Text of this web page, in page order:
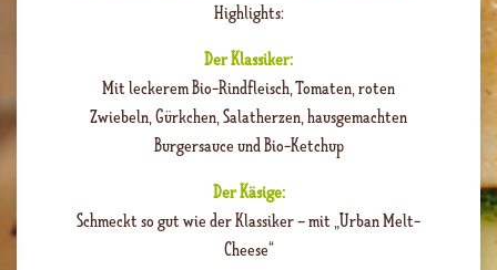
Highlights:
Der Klassiker:
Mit leckerem Bio-Rindfleisch, Tomaten, roten
Zwiebeln, Gürkchen, Salatherzen, hausgemachten
Burgersauce und Bio-Ketchup
Der Käsige:
Schmeckt so gut wie der Klassiker – mit „Urban Melt-
Cheese“